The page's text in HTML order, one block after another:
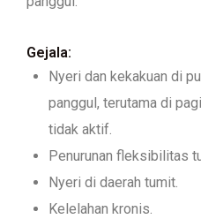
Gejala:
Nyeri dan kekakuan di
panggul, terutama di
tidak aktif.
Penurunan fleksibilitas
Nyeri di daerah tumit.
Kelelahan kronis.